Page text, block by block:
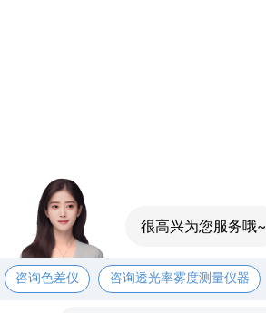
很高兴为您服务哦~
咨询色差仪 咨询透光率雾度测量仪器